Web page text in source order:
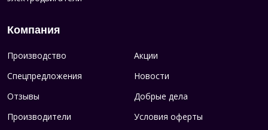
Компания
Производство
Акции
Спецпредложения
Новости
Отзывы
Добрые дела
Производители
Условия оферты